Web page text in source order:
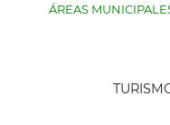
AYUNTAMIENTO
ÁREAS